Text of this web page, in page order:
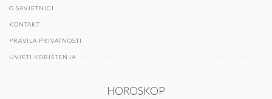
O SAVJETNICI
KONTAKT
PRAVILA PRIVATNOSTI
UVJETI KORIŠTENJA
HOROSKOP